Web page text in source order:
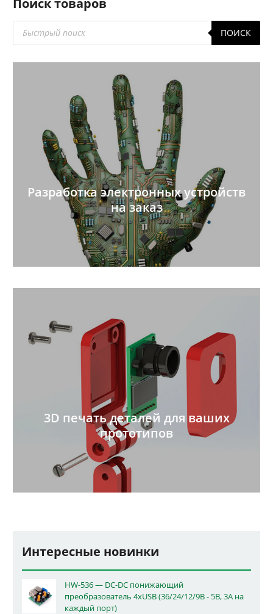
товаров
ПОИСК
Разработка электронных устройств
на заказ
3D печать деталей для ваших
прототипов
Интересные новинки
HW-536 — DC-DC понижающий
преобразователь 4xUSB (36/24/12/9В - 5В, 3А на
каждый порт)